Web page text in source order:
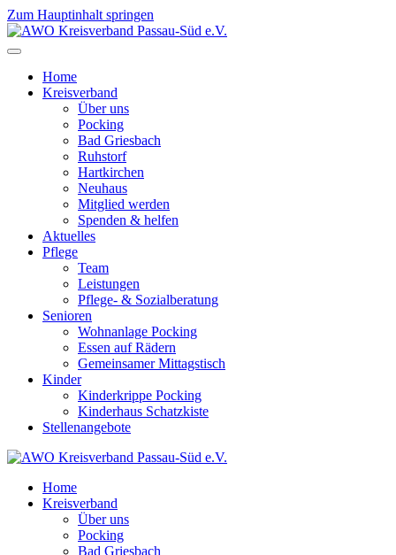
Zum Hauptinhalt springen
Home
Kreisverband
Über uns
Pocking
Bad Griesbach
Ruhstorf
Hartkirchen
Neuhaus
Mitglied werden
Spenden & helfen
Aktuelles
Pflege
Team
Leistungen
Pflege- & Sozialberatung
Senioren
Wohnanlage Pocking
Essen auf Rädern
Gemeinsamer Mittagstisch
Kinder
Kinderkrippe Pocking
Kinderhaus Schatzkiste
Stellenangebote
Home
Kreisverband
Über uns
Pocking
Bad Griesbach